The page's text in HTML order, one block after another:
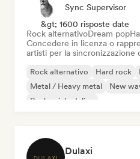
Sync Supervisor
&gt; 1600 risposte date
Rock alternativoDream pop
Concedere in licenza o
artisti per la sincronizzazione
Rock alternativo Hard rock
Metal / Heavy metal
New
Rock psichedelico
Dulaxi